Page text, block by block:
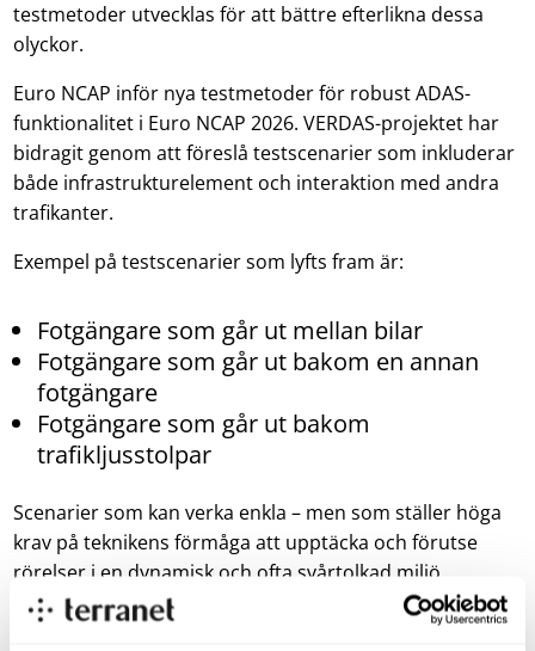
testmetoder utvecklas för att bättre efterlikna dessa
olyckor.
Euro NCAP inför nya testmetoder för robust ADAS-
funktionalitet i Euro NCAP 2026. VERDAS-projektet har
bidragit genom att föreslå testscenarier som inkluderar
både infrastrukturelement och interaktion med andra
trafikanter.
Exempel på testscenarier som lyfts fram är:
Fotgängare som går ut mellan bilar
Fotgängare som går ut bakom en annan
fotgängare
Fotgängare som går ut bakom
trafikljusstolpar
Scenarier som kan verka enkla – men som ställer höga
krav på teknikens förmåga att upptäcka och förutse
rörelser i en dynamisk och ofta svårtolkad miljö.
”Vi är stolta över att VERDAS har bidragit till Euro NCAP